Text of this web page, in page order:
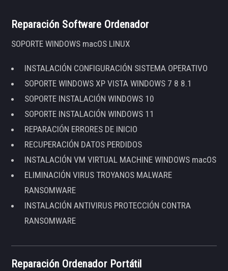
Reparación Software Ordenador
SOPORTE WINDOWS macOS LINUX
INSTALACIÓN CONFIGURACIÓN SISTEMA OPERATIVO
SOPORTE WINDOWS XP VISTA WINDOWS 7 8 8.1
SOPORTE INSTALACIÓN WINDOWS 10
SOPORTE INSTALACIÓN WINDOWS 11
REPARACIÓN ERRORES DE INICIO
RECUPERACIÓN DATOS PERDIDOS
INSTALACIÓN VM VIRTUAL MACHINE WINDOWS macOS
ELIMINACIÓN VIRUS TROYANOS MALWARE
RANSOMWARE
INSTALACIÓN ANTIVIRUS PROTECCIÓN CONTRA
RANSOMWARE
Reparación Ordenador Portátil